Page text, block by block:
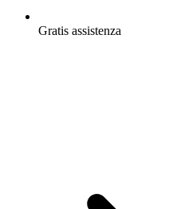
Gratis assistenza